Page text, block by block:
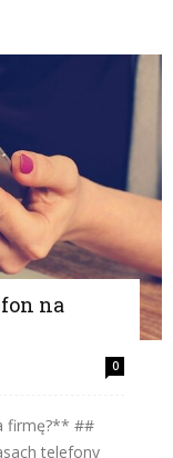
na
0
firmę?** ##
telefony